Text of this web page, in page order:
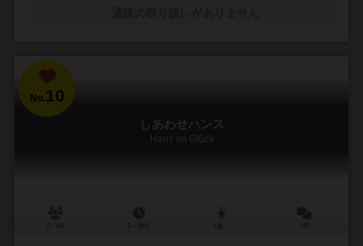
No. 10
しあわせハンス
Hans im Glück